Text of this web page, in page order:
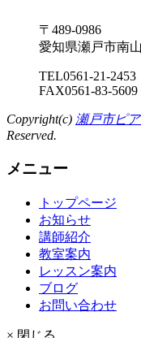
〒489-0986
愛知県瀬戸市南
TEL0561-21-2453
FAX0561-83-5609
Copyright(c) 瀬戸市ピ
Reserved.
メニュー
トップページ
お知らせ
講師紹介
教室案内
レッスン案内
ブログ
お問い合わせ
× 閉じる